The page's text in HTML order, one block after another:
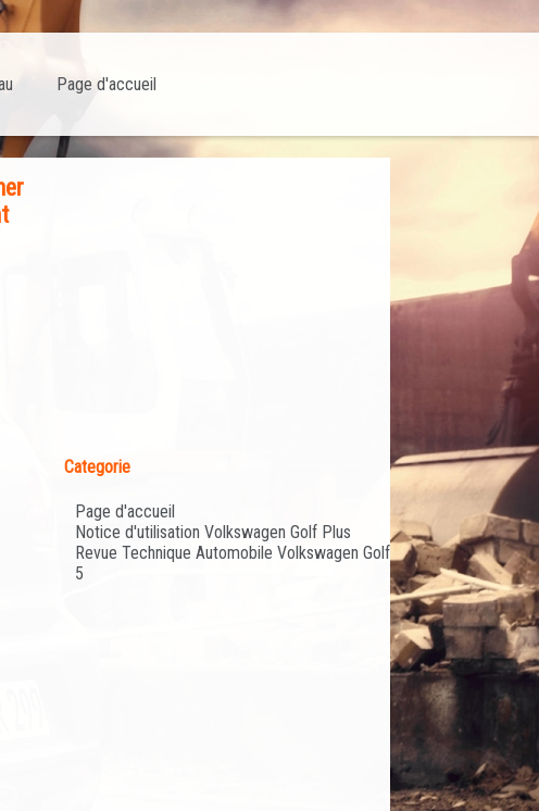
Page d'accueil
Categorie
Page d'accueil
Notice d'utilisation Volkswagen Golf Plus
Revue Technique Automobile Volkswagen Golf
5